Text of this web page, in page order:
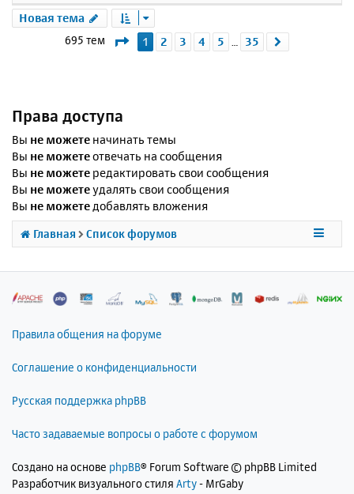
Новая тема
695 тем Страница1 из 35
1 2 3 4 5 35
Права доступа
Вы не можете начинать темы
Вы не можетеотвечать на сообщения
Вы не можете редактировать свои сообщения
Вы не можетеудалять свои сообщения
Вы не можетедобавлять вложения
Главная Список форумов
Правила общения на форуме
Соглашение о конфиденциальности
Русская поддержка phpBB
Часто задаваемые вопросы о работе с форумом
Создано на основе phpBB® Forum Software © phpBB Limited
Разработчик визуального стиля Arty- MrGaby